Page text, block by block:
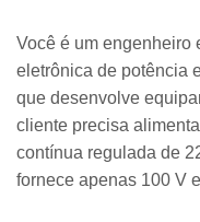
Você é um engenheiro
eletrônica de potência
que desenvolve
cliente precisa
contínua regulada de
fornece apenas 100 V